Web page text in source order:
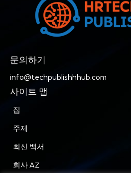
문의하기
info@techpublishhhub.com
사이트 맵
집
주제
최신 백서
회사 AZ